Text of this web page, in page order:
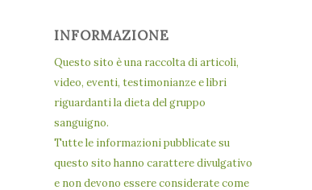
INFORMAZIONE
Questo sito è una raccolta di articoli,
video, eventi, testimonianze e libri
riguardanti la dieta del gruppo
sanguigno.
Tutte le informazioni pubblicate su
questo sito hanno carattere divulgativo
e non devono essere considerate come